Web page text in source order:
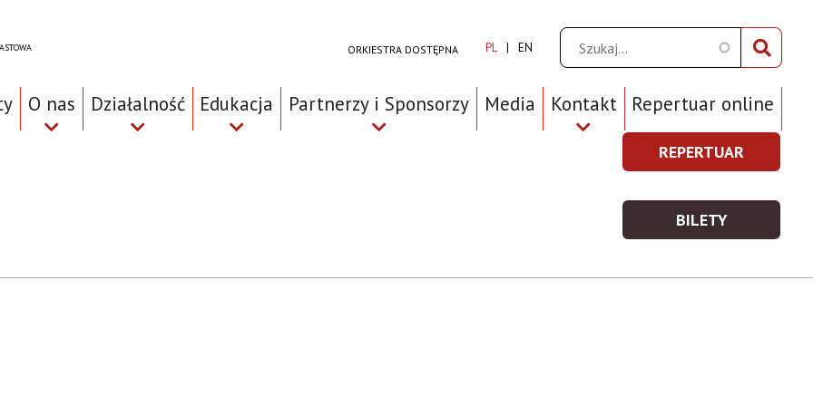
ORKIESTRA DOSTĘPNA PL EN Szukaj
O nas Działalność Edukacja Partnerzy i Sponsorzy Media Kontakt Repertuar online
Prawe
Top
Menu
REPERTUAR
REPERTUAR
WIĘCEJ
INFORMACJI
BILETY
BILETY